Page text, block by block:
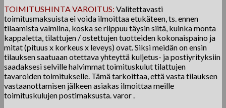
TOIMITUSHINTA VAROITUS: Valitettavasti
toimitusmaksuista ei voida ilmoittaa etukäteen, ts. ennen
tilaamista valmiina, koska se riippuu täysin siitä, kuinka monta
kappaletta, tilattujen / ostettujen tuotteiden kokonaispaino ja
mitat (pituus x korkeus x leveys) ovat. Siksi meidän on ensin
tilauksen saatuaan otettava yhteyttä kuljetus- ja postiyrityksiin
saadaksesi selville halvimmat toimituskulut tilattujen
tavaroiden toimitukselle. Tämä tarkoittaa, että vasta tilauksen
vastaanottamisen jälkeen asiakas ilmoittaa meille
toimituskulujen postimaksusta. varor .